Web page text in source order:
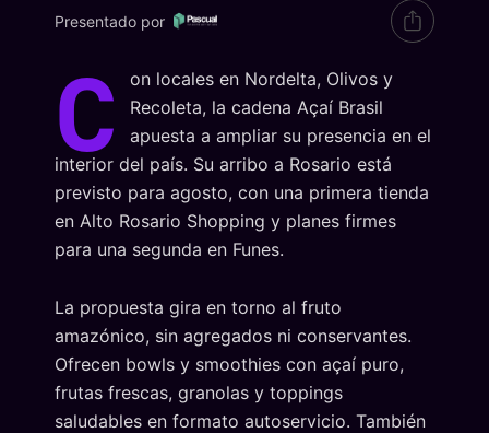
Presentado por
C
on locales en Nordelta, Olivos y
Recoleta, la cadena Açaí Brasil
apuesta a ampliar su presencia en el
interior del país. Su arribo a Rosario está
previsto para agosto, con una primera tienda
en Alto Rosario Shopping y planes firmes
para una segunda en Funes.
La propuesta gira en torno al fruto
amazónico, sin agregados ni conservantes.
Ofrecen bowls y smoothies con açaí puro,
frutas frescas, granolas y toppings
saludables en formato autoservicio. También